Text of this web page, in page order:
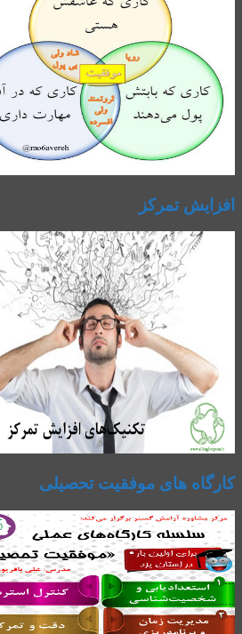
افزایش تمرکز
کارگاه های موفقیت تحصیلی